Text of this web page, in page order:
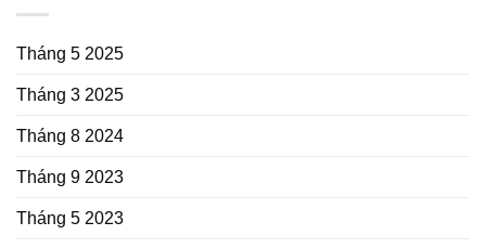
Tháng 5 2025
Tháng 3 2025
Tháng 8 2024
Tháng 9 2023
Tháng 5 2023